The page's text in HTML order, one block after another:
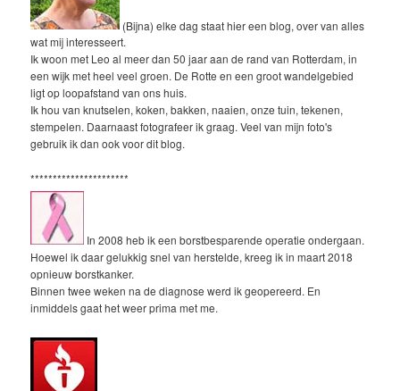
(Bijna) elke dag staat hier een blog, over van alles
wat mij interesseert.
Ik woon met Leo al meer dan 50 jaar aan de rand van Rotterdam, in
een wijk met heel veel groen. De Rotte en een groot wandelgebied
ligt op loopafstand van ons huis.
Ik hou van knutselen, koken, bakken, naaien, onze tuin, tekenen,
stempelen. Daarnaast fotografeer ik graag. Veel van mijn foto's
gebruik ik dan ook voor dit blog.
**********************
In 2008 heb ik een borstbesparende operatie ondergaan.
Hoewel ik daar gelukkig snel van herstelde, kreeg ik in maart 2018
opnieuw borstkanker.
Binnen twee weken na de diagnose werd ik geopereerd. En
inmiddels gaat het weer prima met me.